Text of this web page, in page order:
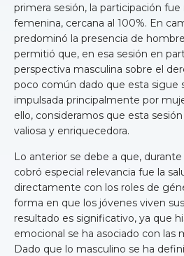
primera sesión, la participación
femenina, cercana al 100%. En
predominó la presencia de
permitió que, en esa sesión en
perspectiva masculina sobre el
poco común dado que esta sigue
impulsada principalmente por
ello, consideramos que esta
valiosa y enriquecedora.
Lo anterior se debe a que,
cobró especial relevancia fue la
directamente con los roles de
forma en que los jóvenes viven
resultado es significativo, ya que
emocional se ha asociado con las
Dado que lo masculino se ha